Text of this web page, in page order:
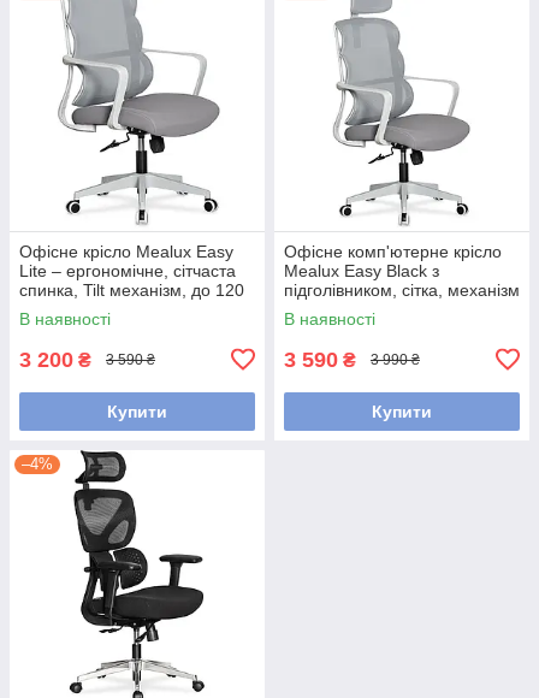
Офісне крісло Mealux Easy
Lite – ергономічне, сітчаста
спинка, Tilt механізм, до 120
кг, сіре
В наявності
3 200 ₴ 3 590 ₴
Купити
Офісне комп'ютерне крісло
Mealux Easy Black з
підголівником, сітка, механізм
Tilt, до 120 кг, сіре
В наявності
3 590 ₴ 3 990 ₴
Купити
–4%